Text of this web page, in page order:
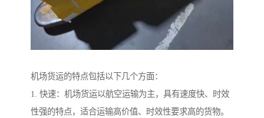
机场货运的特点包括以下几个方面：
1. 快速：机场货运以航空运输为主，具有速度快、时效
性强的特点，适合运输高价值、时效性要求高的货物。